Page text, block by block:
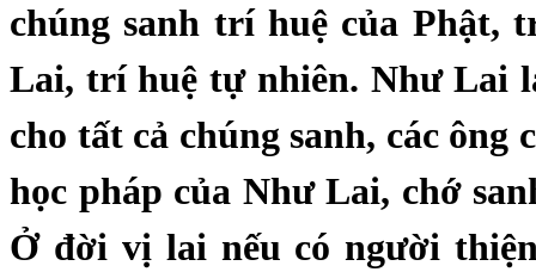
chúng sanh trí huệ của Phật,
Lai, trí huệ tự nhiên. Như Lai
cho tất cả chúng sanh, các ông
học pháp của Như Lai, chớ
Ở đời vị lai nếu có người